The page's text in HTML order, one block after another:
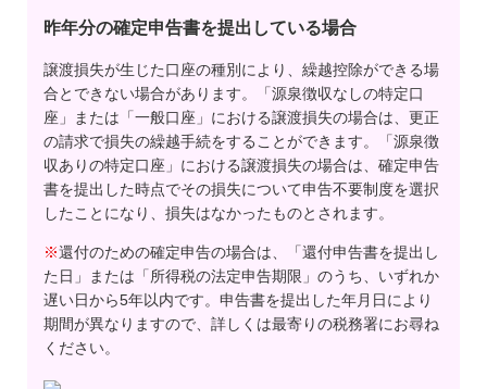
昨年分の確定申告書を提出している場合
譲渡損失が生じた口座の種別により、繰越控除ができる場
合とできない場合があります。「源泉徴収なしの特定口
座」または「一般口座」における譲渡損失の場合は、更正
の請求で損失の繰越手続をすることができます。「源泉徴
収ありの特定口座」における譲渡損失の場合は、確定申告
書を提出した時点でその損失について申告不要制度を選択
したことになり、損失はなかったものとされます。
※還付のための確定申告の場合は、「還付申告書を提出し
た日」または「所得税の法定申告期限」のうち、いずれか
遅い日から5年以内です。申告書を提出した年月日により
期間が異なりますので、詳しくは最寄りの税務署にお尋ね
ください。